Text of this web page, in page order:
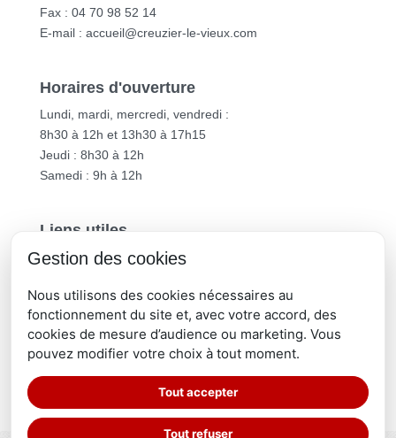
Fax : 04 70 98 52 14
E-mail : accueil@creuzier-le-vieux.com
Horaires d'ouverture
Lundi, mardi, mercredi, vendredi :
8h30 à 12h et 13h30 à 17h15
Jeudi : 8h30 à 12h
Samedi : 9h à 12h
Liens utiles
Vichy Communauté
Région Auvergne-Rhône-Alpes
Gestion des cookies
Nous utilisons des cookies nécessaires au
fonctionnement du site et, avec votre accord, des
cookies de mesure d’audience ou marketing. Vous
pouvez modifier votre choix à tout moment.
Tout accepter
Tout refuser